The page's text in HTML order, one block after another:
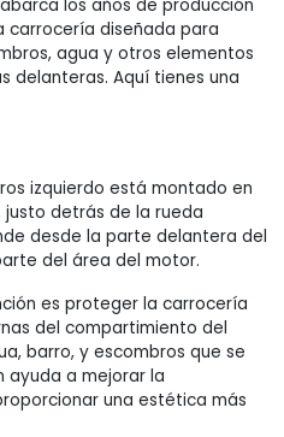
los años de producción
carrocería diseñada para
agua y otros elementos
delanteras. Aquí tienes una
izquierdo está montado en
detrás de la rueda
desde la parte delantera del
del área del motor.
es proteger la carrocería
del compartimiento del
barro, y escombros que se
ayuda a mejorar la
una estética más